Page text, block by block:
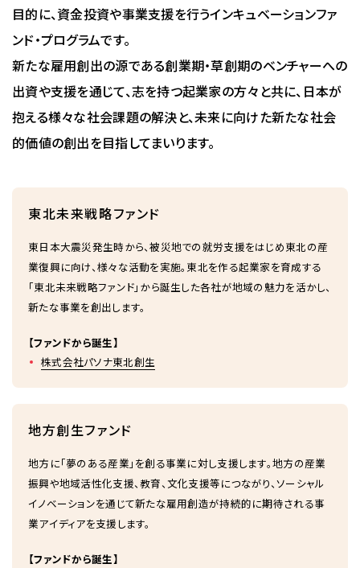
目的に、資金投資や事業支援を行うインキュベーションファ
ンド・プログラムです。
新たな雇用創出の源である創業期・草創期のベンチャーへの
出資や支援を通じて、志を持つ起業家の方々と共に、日本が
抱える様々な社会課題の解決と、未来に向けた新たな社会
的価値の創出を目指してまいります。
東北未来戦略ファンド
東日本大震災発生時から、被災地での就労支援をはじめ東北の産
業復興に向け、様々な活動を実施。東北を作る起業家を育成する
「東北未来戦略ファンド」から誕生した各社が地域の魅力を活かし、
新たな事業を創出します。
【ファンドから誕生】
株式会社パソナ東北創生
地方創生ファンド
地方に「夢のある産業」を創る事業に対し支援します。地方の産業
振興や地域活性化支援、教育、文化支援等につながり、ソーシャル
イノベーションを通じて新たな雇用創造が持続的に期待される事
業アイディアを支援します。
【ファンドから誕生】